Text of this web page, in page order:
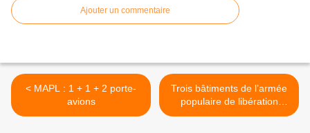
Ajouter un commentaire
< MAPL : 1 + 1 + 2 porte-
avions
Trois bâtiments de l’armée
populaire de libération
chinoise en escale à Toulon